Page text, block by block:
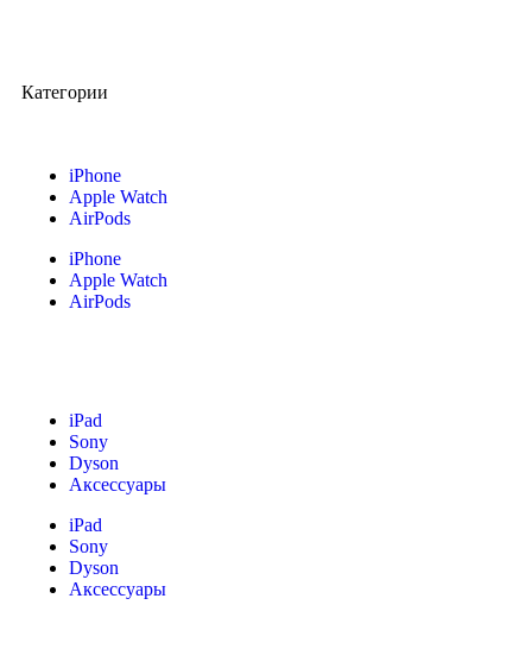
Категории
iPhone
Apple Watch
AirPods
iPhone
Apple Watch
AirPods
iPad
Sony
Dyson
Аксессуары
iPad
Sony
Dyson
Аксессуары